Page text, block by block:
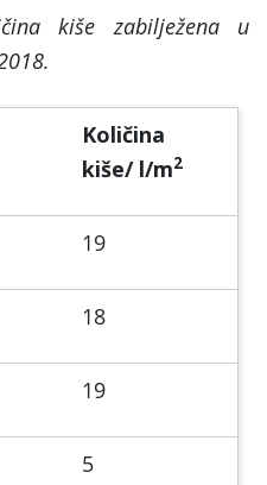
kiše zabilježena u
Količina
kiše/ l/m2
19
18
19
5